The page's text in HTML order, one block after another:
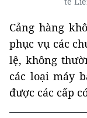
Cảng hàng
phục vụ các
lệ, không
các loại máy
được các cấp